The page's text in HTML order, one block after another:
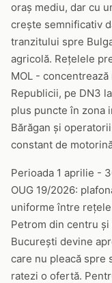
oraș mediu, dar cu
crește semnificativ
tranzitului spre
agricolă. Rețelele
MOL -
Republicii, pe DN3
plus puncte în zona
Bărăgan și
constant de
Perioada 1 aprilie -
OUG 19/2026:
uniforme între
Petrom din centru
București devine
care nu pleacă spre
ratezi o ofertă.